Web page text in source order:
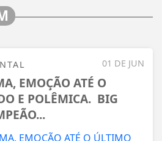
01 DE JUN
EMOÇÃO ATÉ O
E POLÊMICA. BIG